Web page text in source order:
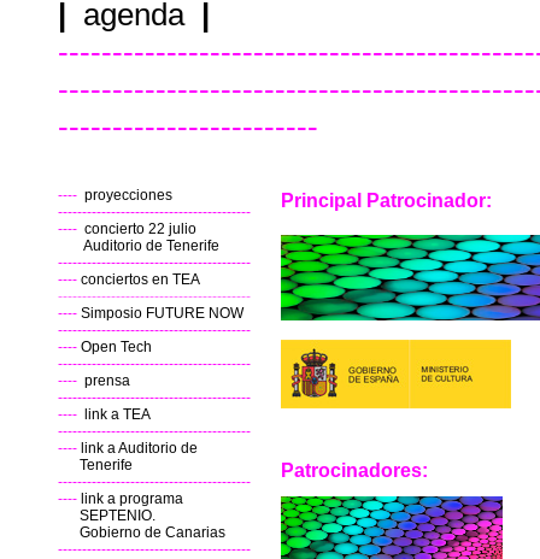
| agenda |
------------------------
---- proyecciones
----------------------------------------
---- concierto 22 julio
Auditorio de Tenerife
----------------------------------------
---- conciertos en TEA
----------------------------------------
---- Simposio FUTURE NOW
----------------------------------------
---- Open Tech
----------------------------------------
---- prensa
----------------------------------------
---- link a TEA
----------------------------------------
---- link a Auditorio de
Tenerife
----------------------------------------
---- link a programa
SEPTENIO.
Gobierno de Canarias
----------------------------------------
Principal Patrocinador:
Patrocinadores: